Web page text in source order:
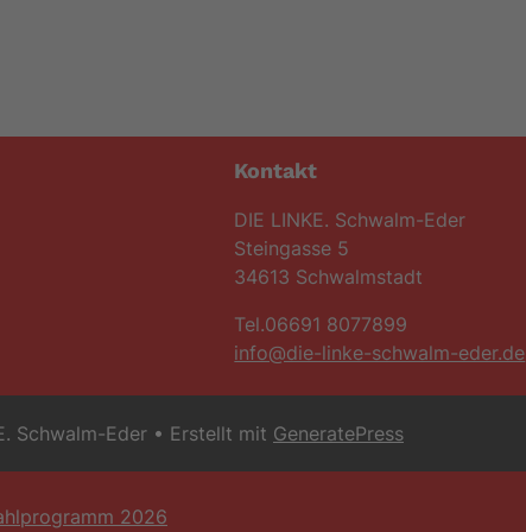
Kontakt
DIE LINKE. Schwalm-Eder
Steingasse 5
34613 Schwalmstadt
Tel.06691 8077899
info@die-linke-schwalm-eder.de
Schwalm-Eder • Erstellt mit GeneratePress
2026